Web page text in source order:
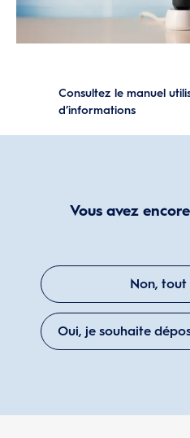
Consultez le manuel
d’informations
Vous avez
Non, tout
Oui, je souhaite